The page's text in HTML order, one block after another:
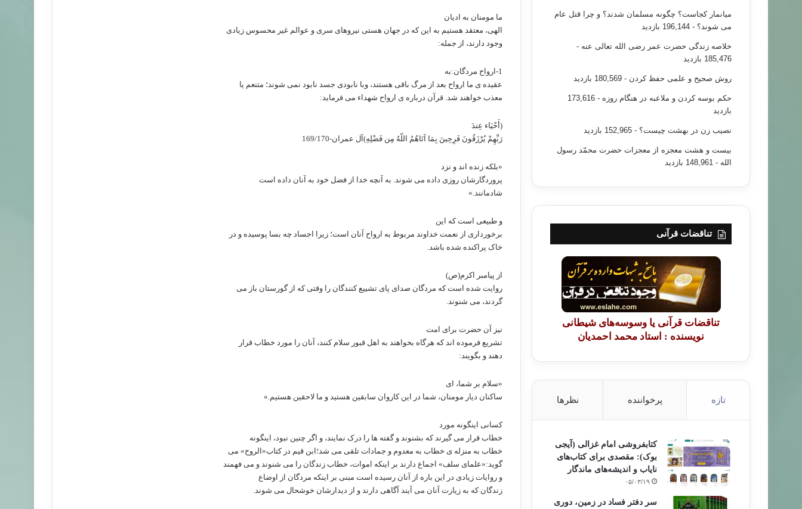
ما مومنان به ادیان
الهی، معتقد هستیم به این که در جهان هستی نیروهای سری و عوالم غیر محسوس زیادی
وجود دارند، از جمله:
1-ارواح مردگان:به
عقیده ی ما ارواح بعد از مرگ باقی هستند، وبا نابودی جسد نابود نمی شوند؛ متنعم یا
معذب خواهند شد. قرآن درباره ی ارواح شهداء می فرماید:
(أَحْيَاء عِندَ
رَبِّهِمْ يُرْزَقُونَ فَرِحِينَ بِمَا آتَاهُمُ اللّهُ مِن فَضْلِهِ)آل عمران-169/170
«بلکه زنده اند و نزد
پروردگارشان روزی داده می شوند. به آنچه خدا از فضل خود به آنان داده است
شادمانند.»
و طبیعی است که این
برخورداری از نعمت خداوند مربوط به ارواح آنان است؛ زیرا اجساد چه بسا پوسیده و در
خاک پراکنده شده باشد.
از پیامبر اکرم(ص)
روایت شده است که مردگان صدای پای تشییع کنندگان را وقتی که از گورستان باز می
گردند، می شنوند.
نیز آن حضرت برای امت
تشریع فرموده اند که هرگاه بخواهند به اهل قبور سلام کنند، آنان را مورد خطاب قرار
دهند و بگویند:
«سلام بر شما، ای
ساکنان دیار مومنان، شما در این کاروان سابقین هستید و ما لاحقین هستیم.»
کسانی اینگونه مورد
خطاب قرار می گیرند که بشنوند و گفته ها را درک نمایند، و اگر چنین نبود، اینگونه
خطاب به منزله ی خطاب به معدوم و جمادات تلقی می شد؛ابن قیم در کتاب«الروح» می
گوید:«علمای سلف» اجماع دارند بر اینکه اموات، خطاب زندگان را می شنوند و می فهمند
و روایات زیادی در این باره از آنان رسیده است مبنی بر اینکه مردگان از اوضاع
زندگان که به زیارت آنان می آیند آگاهی دارند و از دیدارشان خوشحال می شوند.
میانمار کجاست؟ چگونه مسلمان شدند؟ و چرا قتل عام
می شوند؟ - 196,144 بازدید
خلاصه زندگی حضرت عمر رضی الله تعالی عنه -
185,476 بازدید
روش صحیح و علمی حفظ کردن - 180,569 بازدید
حکم بوسه کردن و ملاعبه در هنگام روزه
- 173,616
بازدید
نصیب زن در بهشت چیست؟ - 152,965 بازدید
بیست و هشت معجزه از معجزات حضرت محمّد رسول
الله - 148,961 بازدید
تناقضات قرآنی
تناقضات قرآنی یا وسوسه‌های شیطانی
نویسنده : استاد محمد احمدیان
تازه پرخواننده نظرها
کتابفروشی امام غزالی (آیجی
بوک): مقصدی برای کتاب‌های
نایاب و اندیشه‌های ماندگار
۰۵/۰۳/۱۹
سر دفتر فساد در زمین‌، دوری